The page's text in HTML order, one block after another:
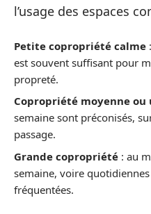
l’usage des espaces
Petite copropriété calme
est souvent suffisant pour
propreté.
Copropriété moyenne ou
semaine sont préconisés,
passage.
Grande copropriété : au
semaine, voire
fréquentées.